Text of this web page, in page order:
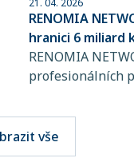
21. 04. 2026
RENOMIA
hranici 6 miliard
spravovaného
RENOMIA
profesionálních
RENOMIA
významného
pojistného, které
vše